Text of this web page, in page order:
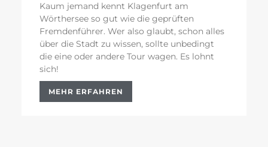
Kaum jemand kennt Klagenfurt am
Wörthersee so gut wie die geprüften
Fremdenführer. Wer also glaubt, schon alles
über die Stadt zu wissen, sollte unbedingt
die eine oder andere Tour wagen. Es lohnt
sich!
MEHR ERFAHREN